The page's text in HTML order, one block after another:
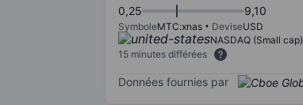
0,25 9,10
SymboleMTC:xnas DeviseUSD
NASDAQ (Small cap)
15 minutes différées
Données fournies par